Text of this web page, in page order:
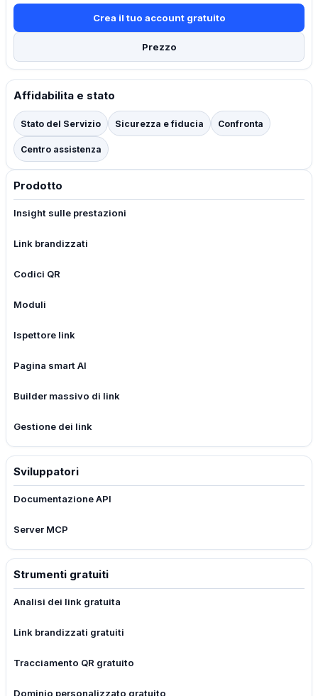
Crea il tuo account gratuito
Prezzo
Affidabilita e stato
Stato del Servizio Sicurezza e fiducia Confronta
Centro assistenza
Prodotto
Insight sulle prestazioni
Link brandizzati
Codici QR
Moduli
Ispettore link
Pagina smart AI
Builder massivo di link
Gestione dei link
Sviluppatori
Documentazione API
Server MCP
Strumenti gratuiti
Analisi dei link gratuita
Link brandizzati gratuiti
Tracciamento QR gratuito
Dominio personalizzato gratuito